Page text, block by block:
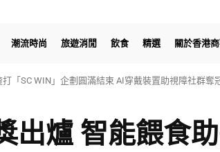
潮流時尚 旅遊消閒 飲食 精選 關於香港
「SC WIN」企劃圓滿結束 AI穿戴裝置助視障社群奪冠
Research發佈最新穩定幣研報：探討穩定幣重構全
出爐 智能餵食